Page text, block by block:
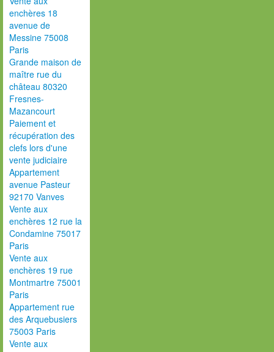
enchères 18
avenue de
Messine 75008
Paris
Grande maison de
maître rue du
château 80320
Fresnes-
Mazancourt
Paiement et
récupération des
clefs lors d'une
vente judiciaire
Appartement
avenue Pasteur
92170 Vanves
Vente aux
enchères 12 rue la
Condamine 75017
Paris
Vente aux
enchères 19 rue
Montmartre 75001
Paris
Appartement rue
des Arquebusiers
75003 Paris
Vente aux